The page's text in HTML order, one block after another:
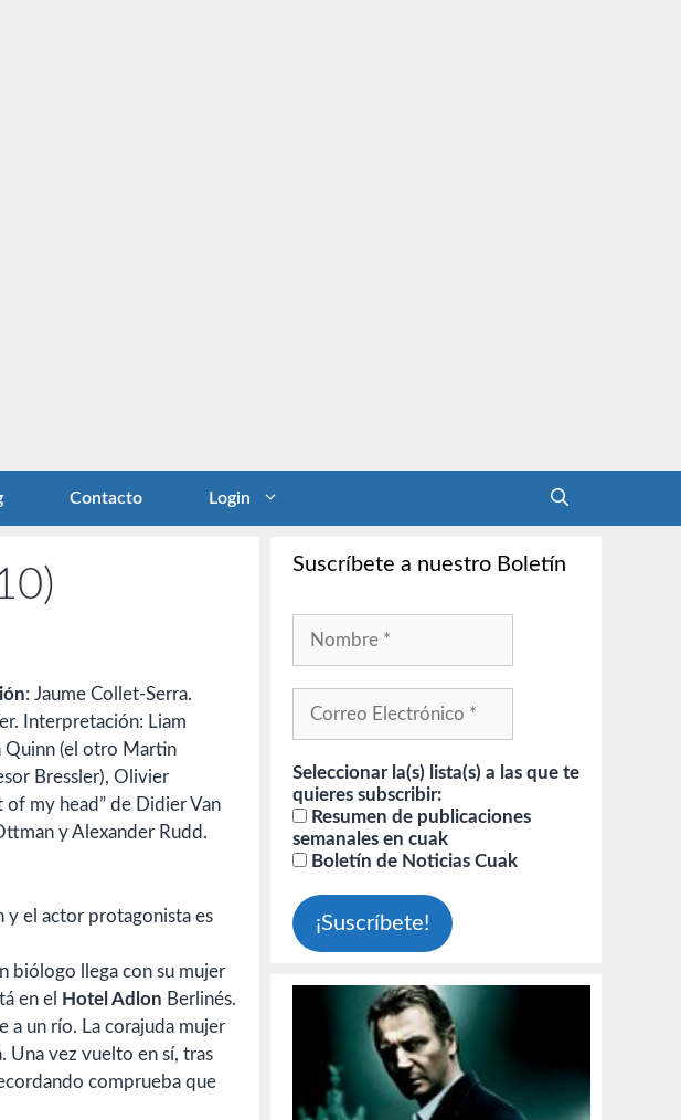
Contacto Login
: Jaume Collet-Serra.
Interpretación: Liam
Quinn (el otro Martin
Bressler), Olivier
my head” de Didier Van
y Alexander Rudd.
y el actor protagonista es
biólogo llega con su mujer
en el
Hotel Adlon Berlinés.
a un río. La corajuda mujer
Una vez vuelto en sí, tras
comprueba que
Suscríbete a nuestro Boletín
Seleccionar la(s) lista(s) a las que te
quieres subscribir:
Resumen de publicaciones
semanales en cuak
Boletín de Noticias Cuak